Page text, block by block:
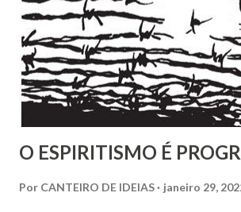
O ESPIRITISMO É
Por CANTEIRO DE IDEIAS janeiro 29,